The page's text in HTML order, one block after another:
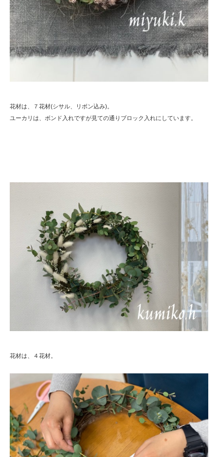
花材は、７花材(シサル、リボン込み)。
ユーカリは、ボンド入れですが見ての通りブロック入れにしています。
花材は、４花材。